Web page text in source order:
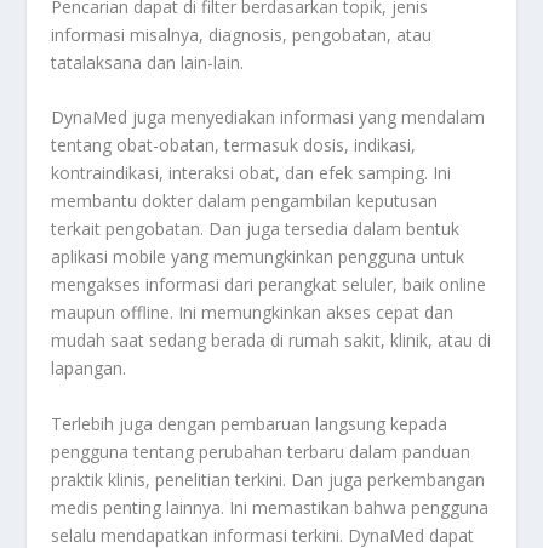
Pencarian dapat di filter berdasarkan topik, jenis
informasi misalnya, diagnosis, pengobatan, atau
tatalaksana dan lain-lain.
DynaMed juga menyediakan informasi yang mendalam
tentang obat-obatan, termasuk dosis, indikasi,
kontraindikasi, interaksi obat, dan efek samping. Ini
membantu dokter dalam pengambilan keputusan
terkait pengobatan. Dan juga tersedia dalam bentuk
aplikasi mobile yang memungkinkan pengguna untuk
mengakses informasi dari perangkat seluler, baik online
maupun offline. Ini memungkinkan akses cepat dan
mudah saat sedang berada di rumah sakit, klinik, atau di
lapangan.
Terlebih juga dengan pembaruan langsung kepada
pengguna tentang perubahan terbaru dalam panduan
praktik klinis, penelitian terkini. Dan juga perkembangan
medis penting lainnya. Ini memastikan bahwa pengguna
selalu mendapatkan informasi terkini. DynaMed dapat